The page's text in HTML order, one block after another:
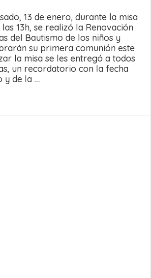
13 de enero, durante la misa
13h, se realizó la Renovación
del Bautismo de los niños y
su primera comunión este
la misa se les entregó a todos
un recordatorio con la fecha
y de la …